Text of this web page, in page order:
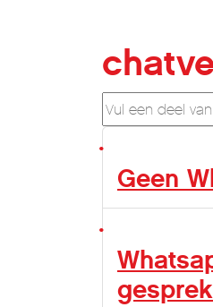
Vul een deel
Geen